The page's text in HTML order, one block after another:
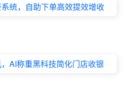
统，自助下单高效提效增收
AI称重黑科技简化门店收银